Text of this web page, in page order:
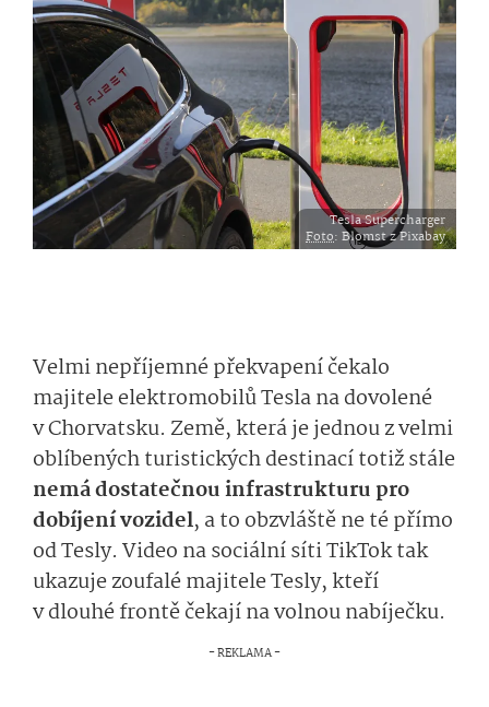
Tesla Supercharger
Foto: Blomst z Pixabay
Velmi nepříjemné překvapení čekalo
majitele elektromobilů Tesla na dovolené
v Chorvatsku. Země, která je jednou z velmi
oblíbených turistických destinací totiž stále
nemá dostatečnou infrastrukturu pro
dobíjení vozidel, a to obzvláště ne té přímo
od Tesly. Video na sociální síti TikTok tak
ukazuje zoufalé majitele Tesly, kteří
v dlouhé frontě čekají na volnou nabíječku.